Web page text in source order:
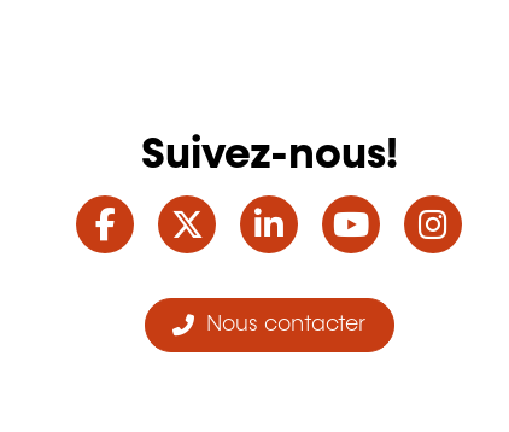
Suivez-nous!
Facebook
TwitterLinkedInYouTube
Nous contacter